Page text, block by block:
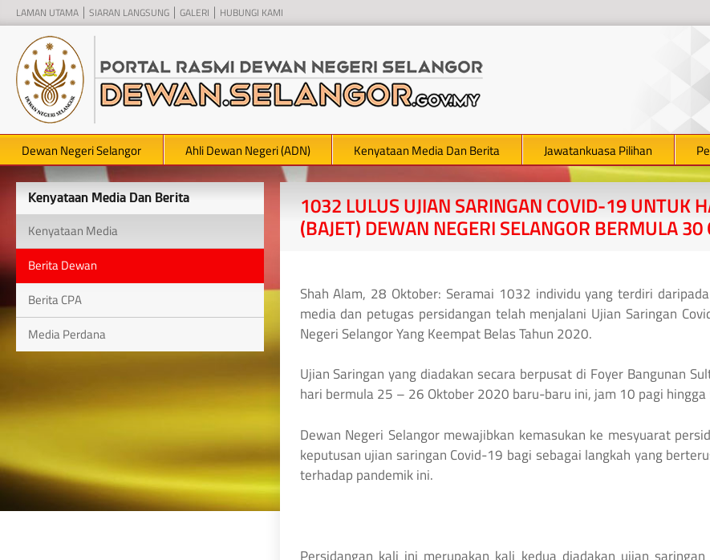
LAMAN UTAMA SIARAN LANGSUNG GALERI HUBUNGI KAMI
Dewan Negeri Selangor Ahli Dewan Negeri (ADN) Kenyataan Media Dan Berita Jawatankuasa Pilihan
1032 LULUS UJIAN SARINGAN COVID-19 UNTUK
(BAJET) DEWAN NEGERI SELANGOR BERMULA
Shah Alam, 28 Oktober: Seramai 1032 individu yang terdiri
media dan petugas persidangan telah menjalani Ujian Saringan
Negeri Selangor Yang Keempat Belas Tahun 2020.
Ujian Saringan yang diadakan secara berpusat di Foyer Bangunan
hari bermula 25 – 26 Oktober 2020 baru-baru ini, jam 10 pagi hingga
Dewan Negeri Selangor mewajibkan kemasukan ke mesyuarat
keputusan ujian saringan Covid-19 bagi sebagai langkah yang
terhadap pandemik ini.
Kenyataan Media Dan Berita
Kenyataan Media
Berita Dewan
Berita CPA
Media Perdana